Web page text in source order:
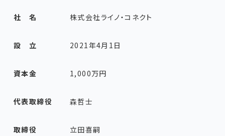
社 名 株式会社ライノ・コネクト
設 立 2021年4月1日
資本金 1,000万円
代表取締役 森哲士
取締役 立田喜嗣